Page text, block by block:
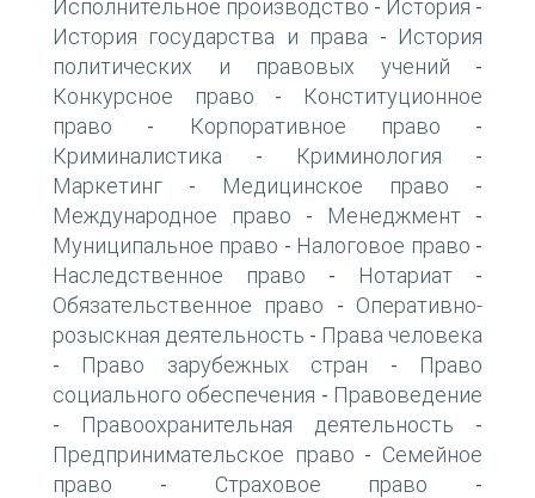
Исполнительное производство - История -
История государства и права -
История
политических и правовых учений -
Конкурсное право -
Конституционное
право - Корпоративное право -
Криминалистика - Криминология -
Маркетинг - Медицинское право -
Международное право - Менеджмент -
Муниципальное право - Налоговое право -
Наследственное право - Нотариат -
Обязательственное право - Оперативно-
розыскная деятельность - Права человека
- Право зарубежных стран -
Право
социального обеспечения - Правоведение
- Правоохранительная деятельность -
Предпринимательское право - Семейное
право - Страховое право -